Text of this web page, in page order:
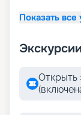
Показать все
Экскурсии
Открыть